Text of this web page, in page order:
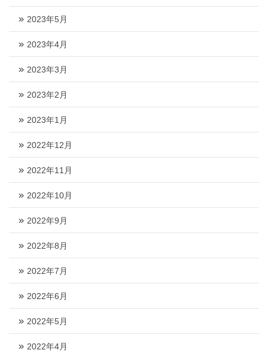
2023年5月
2023年4月
2023年3月
2023年2月
2023年1月
2022年12月
2022年11月
2022年10月
2022年9月
2022年8月
2022年7月
2022年6月
2022年5月
2022年4月